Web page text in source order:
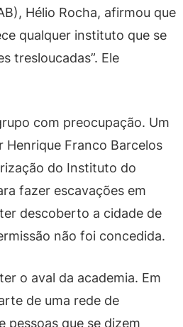
Hélio Rocha, afirmou que
qualquer instituto que se
tresloucadas”. Ele
com preocupação. Um
Franco Barcelos
do Instituto do
fazer escavações em
descoberto a cidade de
não foi concedida.
o aval da academia. Em
de uma rede de
pessoas que se dizem